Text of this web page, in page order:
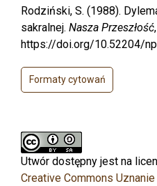
Rodziński, S. (1988).
sakralnej. Nasza Przeszłość,
https://doi.org/10.52204/
Formaty cytowań
Utwór dostępny jest na
Creative Commons